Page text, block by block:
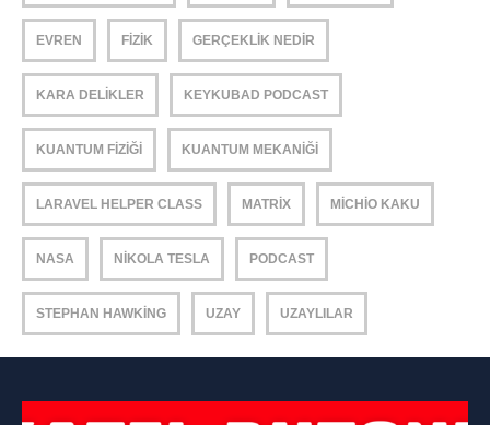
EVREN FIZIK GERÇEKLIK NEDIR
KARA DELIKLER KEYKUBAD PODCAST
KUANTUM FIZIĞI KUANTUM MEKANIĞI
LARAVEL HELPER CLASS MATRIX MICHIO KAKU
NASA NIKOLA TESLA PODCAST
STEPHAN HAWKING UZAY UZAYLILAR